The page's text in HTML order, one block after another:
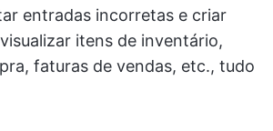
entradas incorretas e criar
itens de inventário,
faturas de vendas, etc., tudo